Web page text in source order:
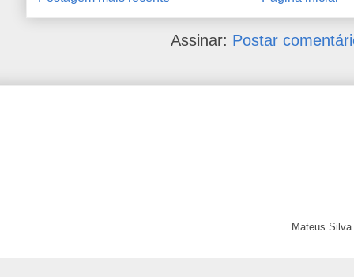
Assinar: Postar
Mateus